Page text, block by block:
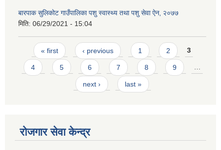
बारपाक सुलिकोट गाउँपालिका पशु स्वास्थ्य तथा पशु सेवा ऐन‚ २०७७
मिति: 06/29/2021 - 15:04
Pages
« first ‹ previous 1 2 3
4 5 6 7 8 9 …
next › last »
रोजगार सेवा केन्द्र